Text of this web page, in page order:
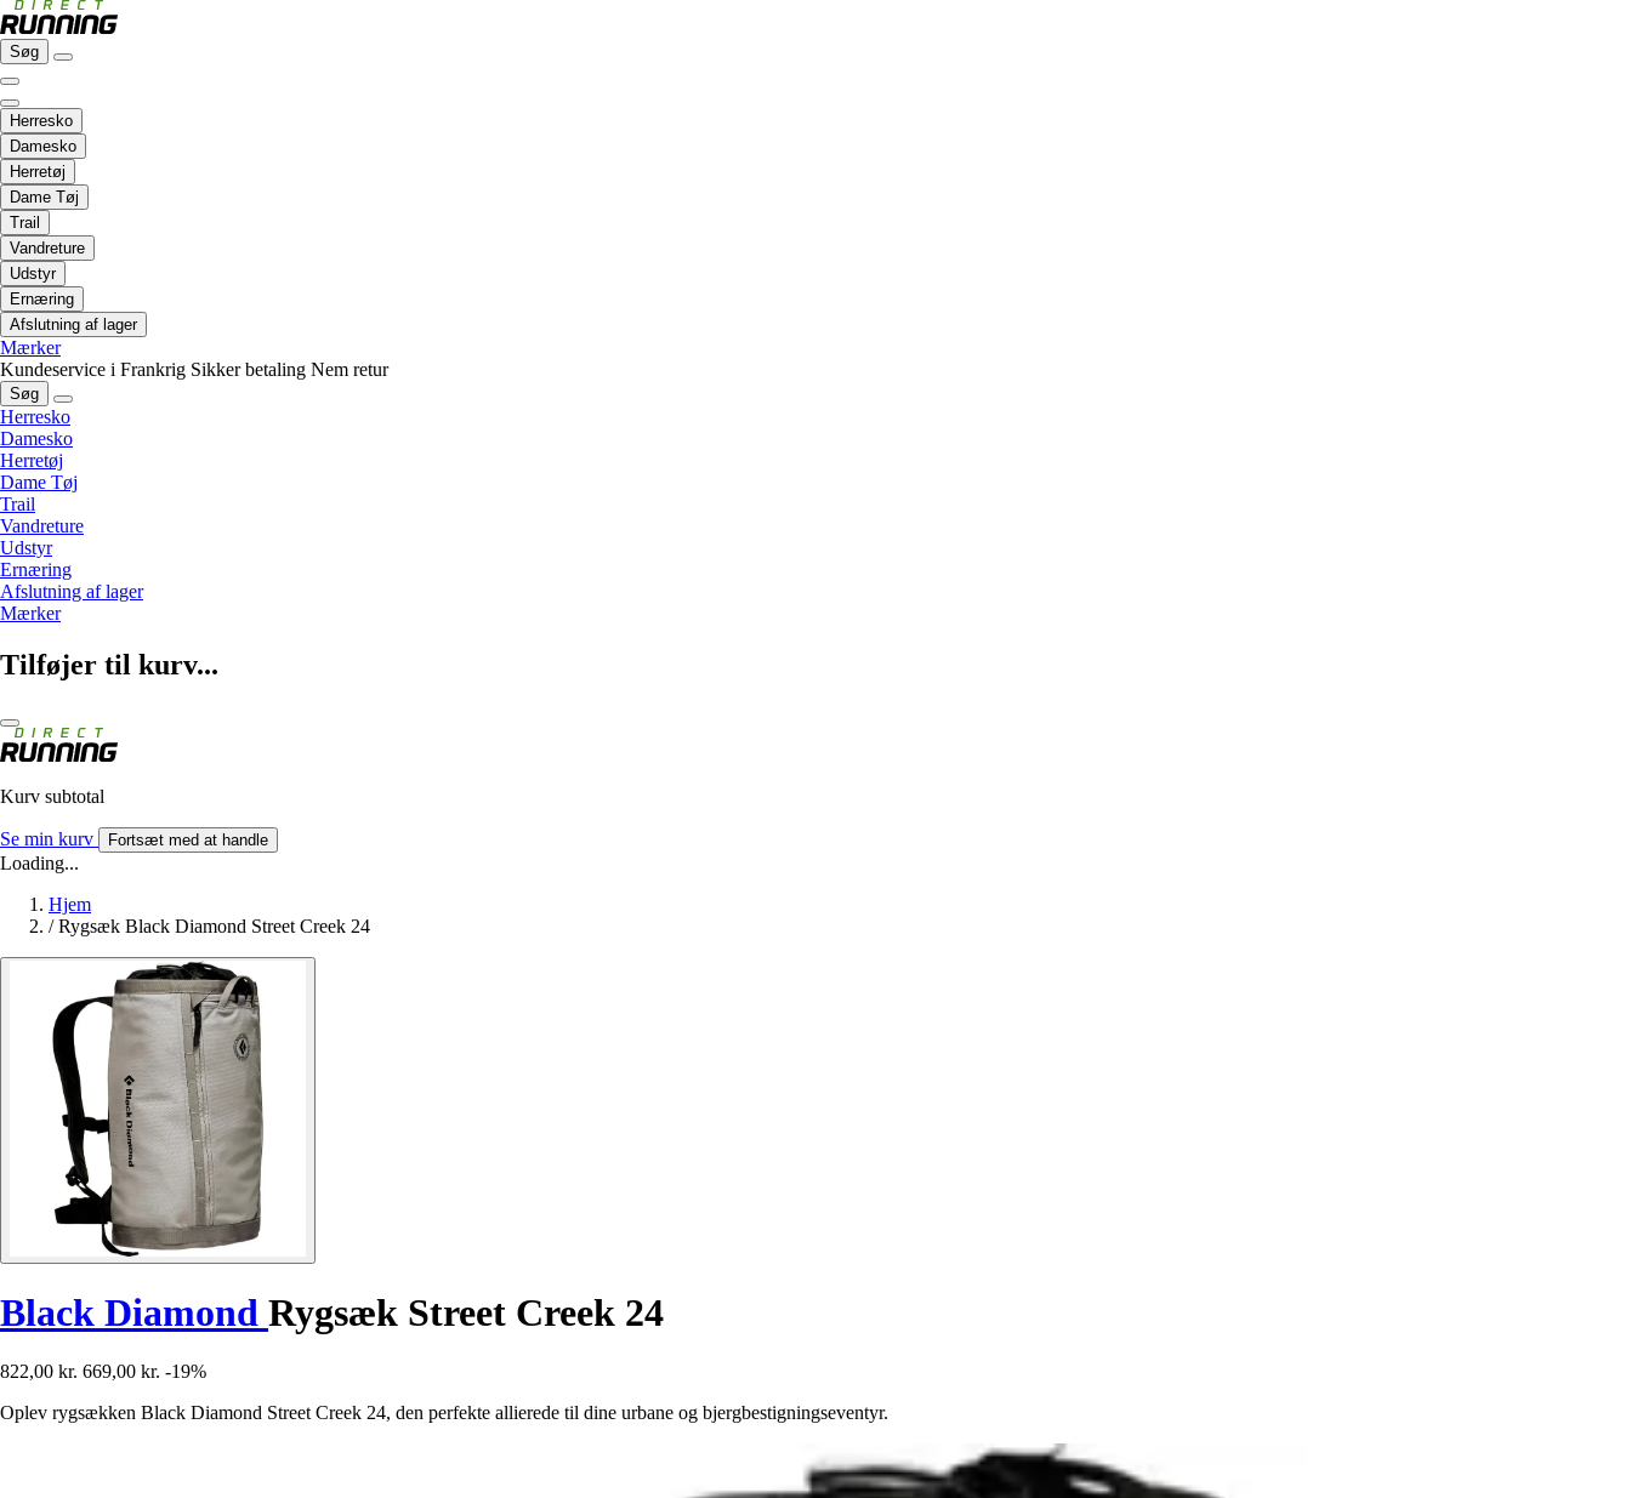
Søg
Herresko
Damesko
Herretøj
Dame Tøj
Trail
Vandreture
Udstyr
Ernæring
Afslutning af lager
Mærker
Kundeservice i Frankrig Sikker betaling Nem retur
Søg
Herresko
Damesko
Herretøj
Dame Tøj
Trail
Vandreture
Udstyr
Ernæring
Afslutning af lager
Mærker
Tilføjer til kurv...
Kurv subtotal
Se min kurv Fortsæt med at handle
Loading...
Hjem
/ Rygsæk Black Diamond Street Creek 24
Black Diamond Rygsæk Street Creek 24
822,00 kr. 669,00 kr. -19%
Oplev rygsækken Black Diamond Street Creek 24, den perfekte allierede til dine urbane og bjergbestigningseventyr.